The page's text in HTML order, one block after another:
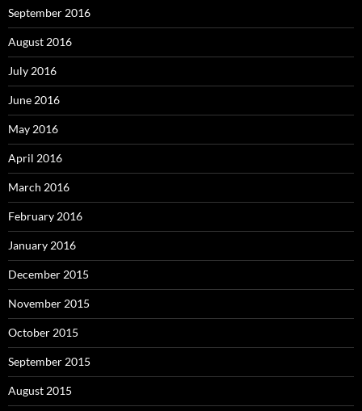
September 2016
August 2016
July 2016
June 2016
May 2016
April 2016
March 2016
February 2016
January 2016
December 2015
November 2015
October 2015
September 2015
August 2015